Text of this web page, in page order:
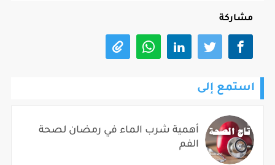
مشاركة
استمع إلى
أهمية شرب الماء في رمضان لصحة
الفم